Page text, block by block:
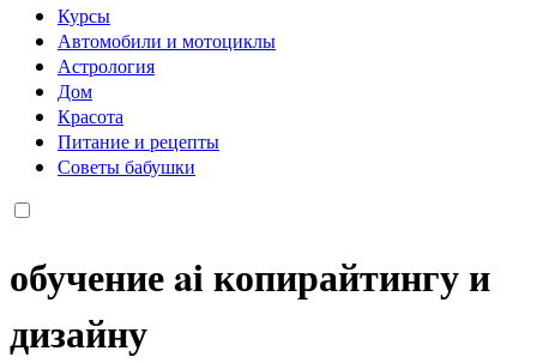
Курсы
Автомобили и мотоциклы
Астрология
Дом
Красота
Питание и рецепты
Советы бабушки
обучение ai копирайтингу и
дизайну